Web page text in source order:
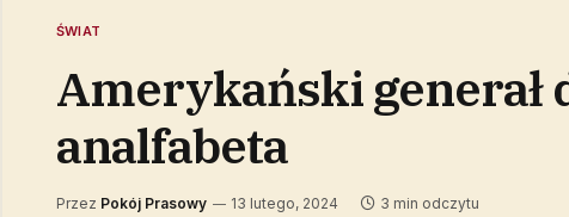
ŚWIAT
Amerykański
analfabeta
Przez Pokój Prasowy 13 lutego, 2024 3 min odczytu